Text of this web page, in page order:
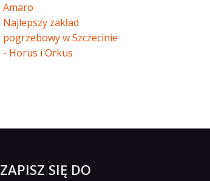
Amaro
Najlepszy zakład
pogrzebowy w Szczecinie
- Horus i Orkus
ZAPISZ SIĘ DO